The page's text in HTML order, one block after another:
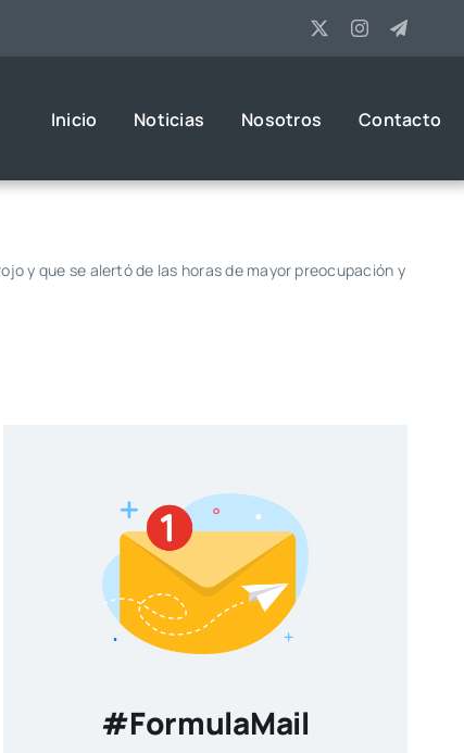
Inicio Noticias Nosotros Contacto
y que se alertó de las horas de mayor preocupación y
#FormulaMail